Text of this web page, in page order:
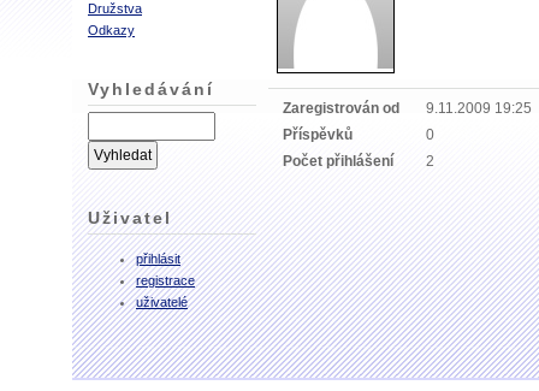
Družstva
Odkazy
Vyhledávání
Uživatel
přihlásit
registrace
uživatelé
Zaregistrován od
9.11.2009 19:25
Příspěvků
0
Počet přihlášení
2